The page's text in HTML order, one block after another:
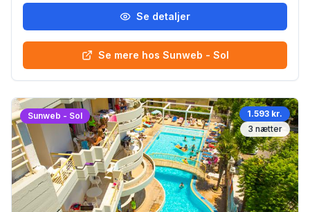
Se detaljer
Se mere hos Sunweb - Sol
Sunweb - Sol
1.593 kr.
3 nætter